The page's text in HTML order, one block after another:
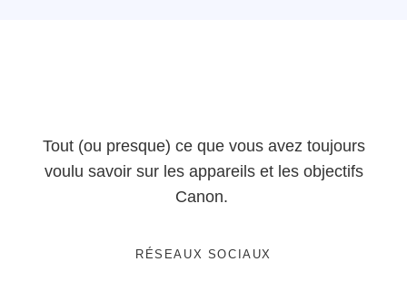
Tout (ou presque) ce que vous avez toujours
voulu savoir sur les appareils et les objectifs
Canon.
RÉSEAUX SOCIAUX